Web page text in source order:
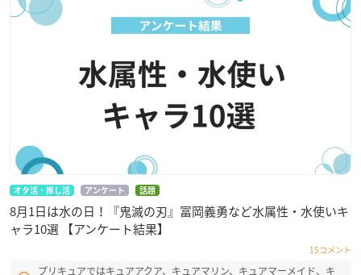
オタ活・推し活 アンケート 話題
8月1日は水の日！『鬼滅の刃』冨岡義勇など水属性・水使いキ
ャラ10選 【アンケート結果】
15コメント
プリキュアではキュアアクア、キュアマリン、キュアマーメイド、キ